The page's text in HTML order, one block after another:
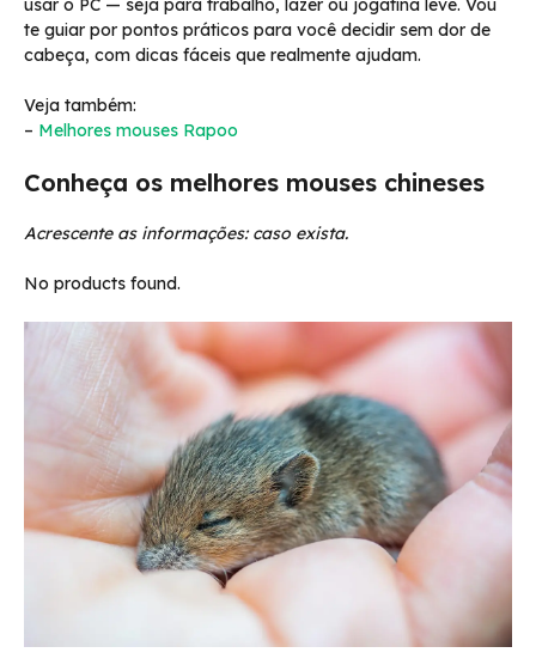
usar o PC — seja para trabalho, lazer ou jogatina leve. Vou
te guiar por pontos práticos para você decidir sem dor de
cabeça, com dicas fáceis que realmente ajudam.
Veja também:
– Melhores mouses Rapoo
Conheça os melhores mouses chineses
Acrescente as informações: caso exista.
No products found.